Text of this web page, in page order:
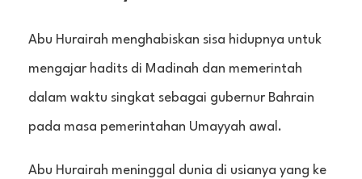
Abu Hurairah menghabiskan sisa hidupnya untuk
mengajar hadits di Madinah dan memerintah
dalam waktu singkat sebagai gubernur Bahrain
pada masa pemerintahan Umayyah awal.
Abu Hurairah meninggal dunia di usianya yang ke